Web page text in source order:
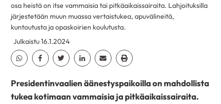
Julkaistu 16.1.2024
Jaa Whatsapp
Jaa Facebook
Jaa TwitterJaa Linkedin
Jaa EmailJaa Print
osa heistä on itse vammaisia tai pitkäaikaissairaita. Lahjoituksilla
järjestetään muun muassa vertaistukea, apuvälineitä,
kuntoutusta ja opaskoirien koulutusta.
Presidentinvaalien äänestyspaikoilla on mahdollista
tukea kotimaan vammaisia ja pitkäaikaissairaita.